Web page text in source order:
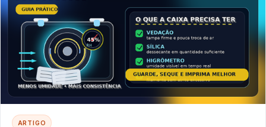
ARTIGO